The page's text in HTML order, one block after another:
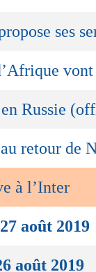
ses
Russie
retour de
à l’Inter
août 2019
août 2019